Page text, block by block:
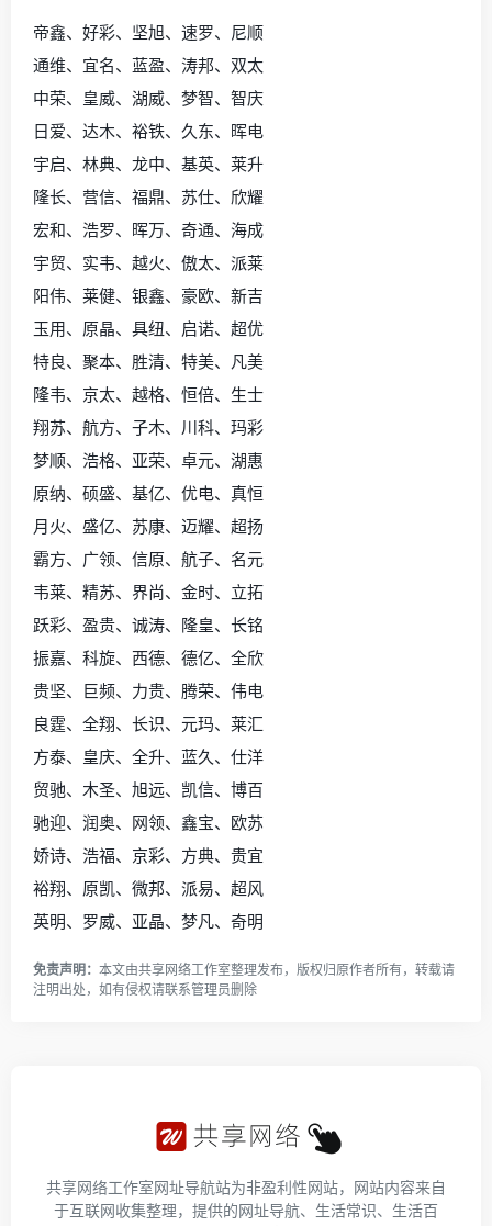
帝鑫、好彩、坚旭、速罗、尼顺
通维、宜名、蓝盈、涛邦、双太
中荣、皇威、湖威、梦智、智庆
日爱、达木、裕铁、久东、晖电
宇启、林典、龙中、基英、莱升
隆长、营信、福鼎、苏仕、欣耀
宏和、浩罗、晖万、奇通、海成
宇贸、实韦、越火、傲太、派莱
阳伟、莱健、银鑫、豪欧、新吉
玉用、原晶、具纽、启诺、超优
特良、聚本、胜清、特美、凡美
隆韦、京太、越格、恒倍、生士
翔苏、航方、子木、川科、玛彩
梦顺、浩格、亚荣、卓元、湖惠
原纳、硕盛、基亿、优电、真恒
月火、盛亿、苏康、迈耀、超扬
霸方、广领、信原、航子、名元
韦莱、精苏、界尚、金时、立拓
跃彩、盈贵、诚涛、隆皇、长铭
振嘉、科旋、西德、德亿、全欣
贵坚、巨频、力贵、腾荣、伟电
良霆、全翔、长识、元玛、莱汇
方泰、皇庆、全升、蓝久、仕洋
贸驰、木圣、旭远、凯信、博百
驰迎、润奥、网领、鑫宝、欧苏
娇诗、浩福、京彩、方典、贵宜
裕翔、原凯、微邦、派易、超风
英明、罗威、亚晶、梦凡、奇明
免责声明： 本文由共享网络工作室整理发布，版权归原作者所有，转载请
注明出处，如有侵权请联系管理员删除
共享网络工作室网址导航站为非盈利性网站，网站内容来自
于互联网收集整理，提供的网址导航、生活常识、生活百